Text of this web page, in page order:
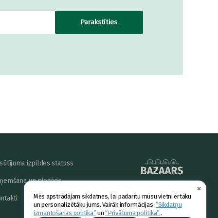
×
Mēs apstrādājam sīkdatnes, lai padarītu mūsu vietni ērtāku
un personalizētāku jums. Vairāk informācijas:“Sīkdatņu
izmantošanas politika” un“Privātuma politika”..
Parakstīties
izpildes statuss
un piegāde